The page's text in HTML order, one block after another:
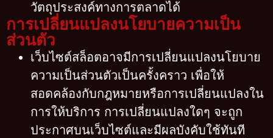
วัตถุประสงค์ทางการตลาดได้
การเปลี่ยนแปลงนโยบายความเป็น
ส่วนตัว
เว็บไซต์สล็อตอาจมีการเปลี่ยนแปลงนโยบาย
ความเป็นส่วนตัวเป็นครั้งคราว เพื่อให้
สอดคล้องกับกฎหมายหรือการเปลี่ยนแปลงใน
การให้บริการ การเปลี่ยนแปลงใดๆ จะถูก
ประกาศบนเว็บไซต์และมีผลบังคับใช้ทันที